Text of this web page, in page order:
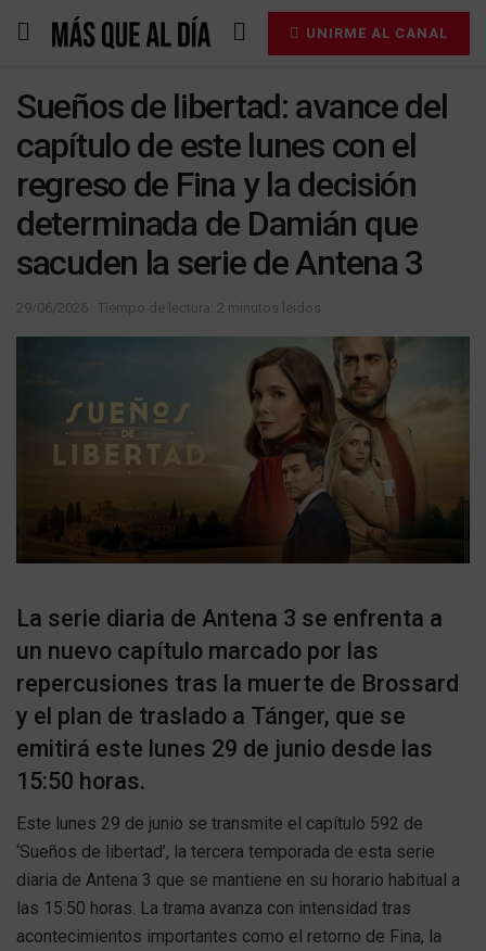
UNIRME AL CANAL
Sueños de libertad: avance del
capítulo de este lunes con el
regreso de Fina y la decisión
determinada de Damián que
sacuden la serie de Antena 3
29/06/2026 Tiempo de lectura: 2 minutos leidos
La serie diaria de Antena 3 se enfrenta a
un nuevo capítulo marcado por las
repercusiones tras la muerte de Brossard
y el plan de traslado a Tánger, que se
emitirá este lunes 29 de junio desde las
15:50 horas.
Este lunes 29 de junio se transmite el capítulo 592 de
‘Sueños de libertad’, la tercera temporada de esta serie
diaria de Antena 3 que se mantiene en su horario habitual a
las 15:50 horas. La trama avanza con intensidad tras
acontecimientos importantes como el retorno de Fina, la